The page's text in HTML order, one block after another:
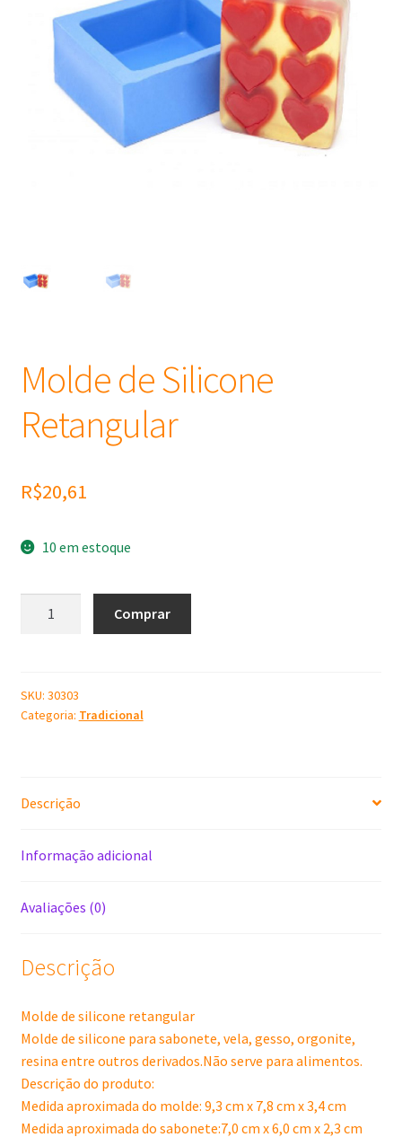
Extratos
Matéria Prima
Óleos
Molde de Silicone
Retangular
R$20,61
10 em estoque
quantidade
Comprar
SKU: 30303
Categoria: Tradicional
Descrição
Informação adicional
Avaliações (0)
Descrição
Molde de silicone retangular
Molde de silicone para sabonete, vela, gesso, orgonite,
resina entre outros derivados.Não serve para alimentos.
Descrição do produto:
Medida aproximada do molde: 9,3 cm x 7,8 cm x 3,4 cm
Medida aproximada do sabonete:7,0 cm x 6,0 cm x 2,3 cm